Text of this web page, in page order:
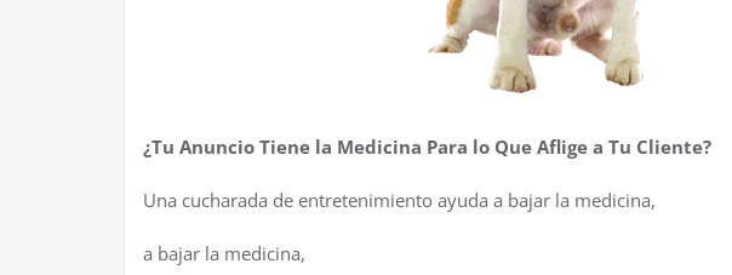
¿Tu Anuncio Tiene la Medicina Para lo Que Aflige a Tu Cliente?
Una cucharada de entretenimiento ayuda a bajar la medicina,
a bajar la medicina,